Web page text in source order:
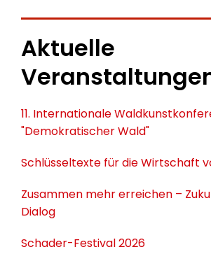
Aktuelle
11. Internationale
"Demokratischer Wald"
Schlüsseltexte für die Wirtschaft
Zusammen mehr erreichen –
Dialog
Schader-Festival 2026